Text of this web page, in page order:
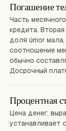
Погашение
Часть
кредита.
доля úmor
соотношение
обычно
Досрочный
Процентная
Цена денег,
устанавливает